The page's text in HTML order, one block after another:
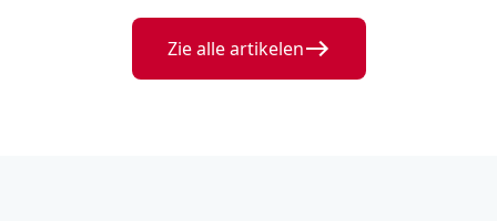
Zie alle artikelen